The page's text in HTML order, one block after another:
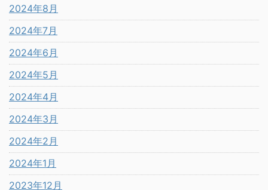
2024年8月
2024年7月
2024年6月
2024年5月
2024年4月
2024年3月
2024年2月
2024年1月
2023年12月